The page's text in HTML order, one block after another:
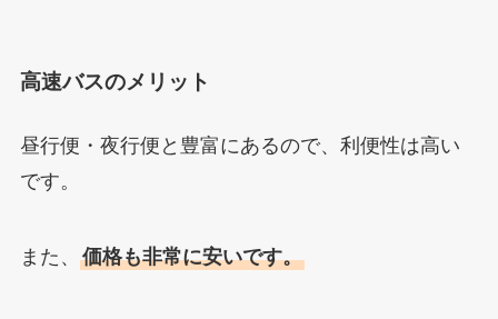
高速バスのメリット
昼行便・夜行便と豊富にあるので、利便性は高い
です。
また、 価格も非常に安いです。